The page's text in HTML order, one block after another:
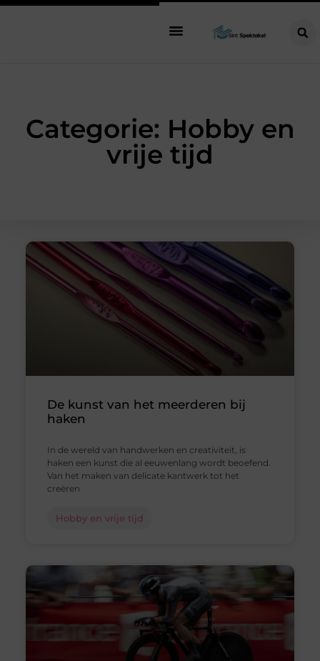
Categorie: Hobby en
vrije tijd
De kunst van het meerderen bij
haken
In de wereld van handwerken en creativiteit, is
haken een kunst die al eeuwenlang wordt beoefend.
Van het maken van delicate kantwerk tot het
creëren
Hobby en vrije tijd